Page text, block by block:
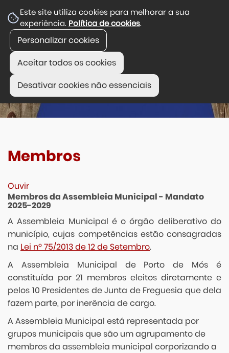
Este site utiliza cookies para melhorar a sua
experiência. Política de cookies.
Personalizar cookies
Aceitar todos os cookies
Desativar cookies não essenciais
Membros
Ouvir
Membros da Assembleia Municipal - Mandato
2025-2029
A Assembleia Municipal é o órgão deliberativo do
município, cujas competências estão consagradas
na Lei nº 75/2013 de 12 de Setembro.
A Assembleia Municipal de Porto de Mós é
constituída por 21 membros eleitos diretamente e
pelos 10 Presidentes de Junta de Freguesia que dela
fazem parte, por inerência de cargo.
A Assembleia Municipal está representada por
grupos municipais que são um agrupamento de
membros da assembleia municipal corporizando a